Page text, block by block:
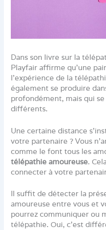
Dans son livre sur la
Playfair affirme qu’une
l’expérience de la
également se produire
profondément, mais qui
différents.
Une certaine distance
votre partenaire ? Vous
comme le font tous les
télépathie amoureuse.
connecter à votre
Il suffit de détecter la
amoureuse entre vous et
pourrez communiquer ou
télépathie. Oui, c’est